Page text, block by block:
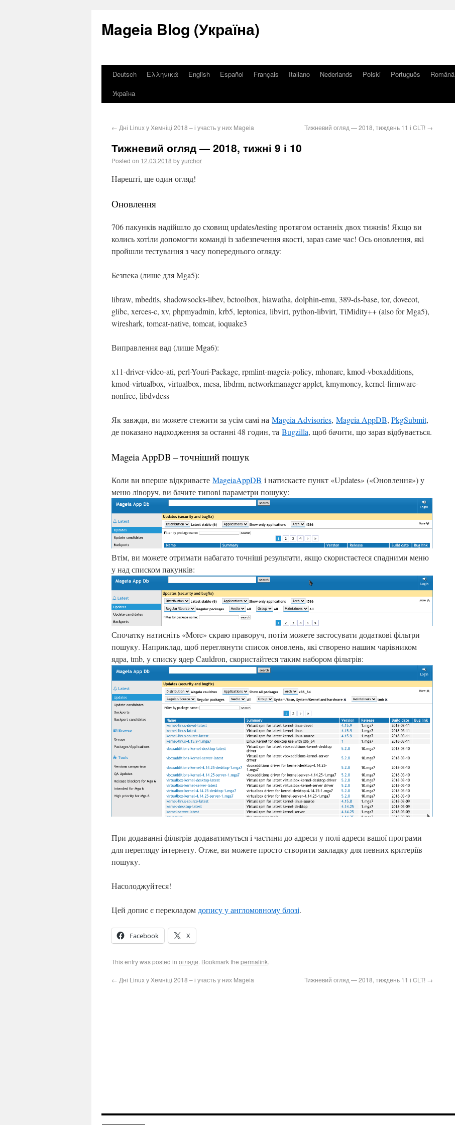
Mageia Blog (Україна)
Deutsch Ελληνικά English Español Français Italiano Nederlands Polski Português Română
Україна
← Дні Linux у Хемніці 2018 – і участь у них Mageia Тижневий огляд — 2018, тиждень 11 і CLT! →
Тижневий огляд — 2018, тижні 9 і 10
Posted on 12.03.2018 byyurchor
Нарешті, ще один огляд!
Оновлення
706 пакунків надійшло до сховищ updates/testing протягом останніх двох тижнів! Якщо ви
колись хотіли допомогти команді із забезпечення якості, зараз саме час! Ось оновлення, які
пройшли тестування з часу попереднього огляду:
Безпека (лише для Mga5):
libraw, mbedtls, shadowsocks-libev, bctoolbox, hiawatha, dolphin-emu, 389-ds-base, tor, dovecot,
glibc, xerces-c, xv, phpmyadmin, krb5, leptonica, libvirt, python-libvirt, TiMidity++ (also for Mga5),
wireshark, tomcat-native, tomcat, ioquake3
Виправлення вад (лише Mga6):
x11-driver-video-ati, perl-Youri-Package, rpmlint-mageia-policy, mhonarc, kmod-vboxadditions,
kmod-virtualbox, virtualbox, mesa, libdrm, networkmanager-applet, kmymoney, kernel-firmware-
nonfree, libdvdcss
Як завжди, ви можете стежити за усім самі на Mageia Advisories, Mageia AppDB, PkgSubmit,
де показано надходження за останні 48 годин, та Bugzilla, щоб бачити, що зараз відбувається.
Mageia AppDB – точніший пошук
Коли ви вперше відкриваєте MageiaAppDB і натискаєте пункт «Updates» («Оновлення») у
меню ліворуч, ви бачите типові параметри пошуку:
Втім, ви можете отримати набагато точніші результати, якщо скористаєтеся спадними меню
у над списком пакунків:
Спочатку натисніть «More» скраю праворуч, потім можете застосувати додаткові фільтри
пошуку. Наприклад, щоб переглянути список оновлень, які створено нашим чарівником
ядра, tmb, у списку ядер Cauldron, скористайтеся таким набором фільтрів:
При додаванні фільтрів додаватимуться і частини до адреси у полі адреси вашої програми
для перегляду інтернету. Отже, ви можете просто створити закладку для певних критеріїв
пошуку.
Насолоджуйтеся!
Цей допис є перекладом допису у англомовному блозі.
Facebook X
This entry was posted in огляди. Bookmark the permalink.
← Дні Linux у Хемніці 2018 – і участь у них Mageia Тижневий огляд — 2018, тиждень 11 і CLT! →